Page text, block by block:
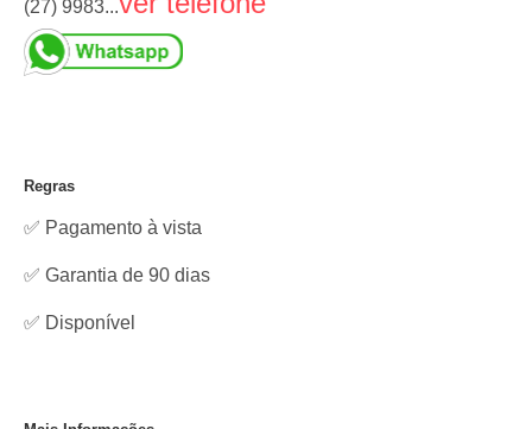
(27) 9983...
Regras
✅ Pagamento à vista
✅ Garantia de 90 dias
✅ Disponível